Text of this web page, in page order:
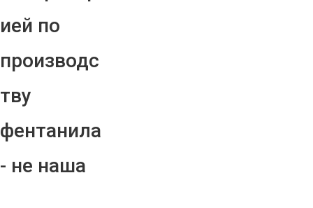
ией по
производс
тву
фентанила
- не наша